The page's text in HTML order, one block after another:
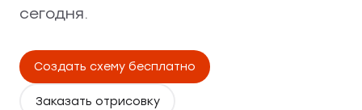
сегодня.
Создать схему бесплатно
Заказать отрисовку